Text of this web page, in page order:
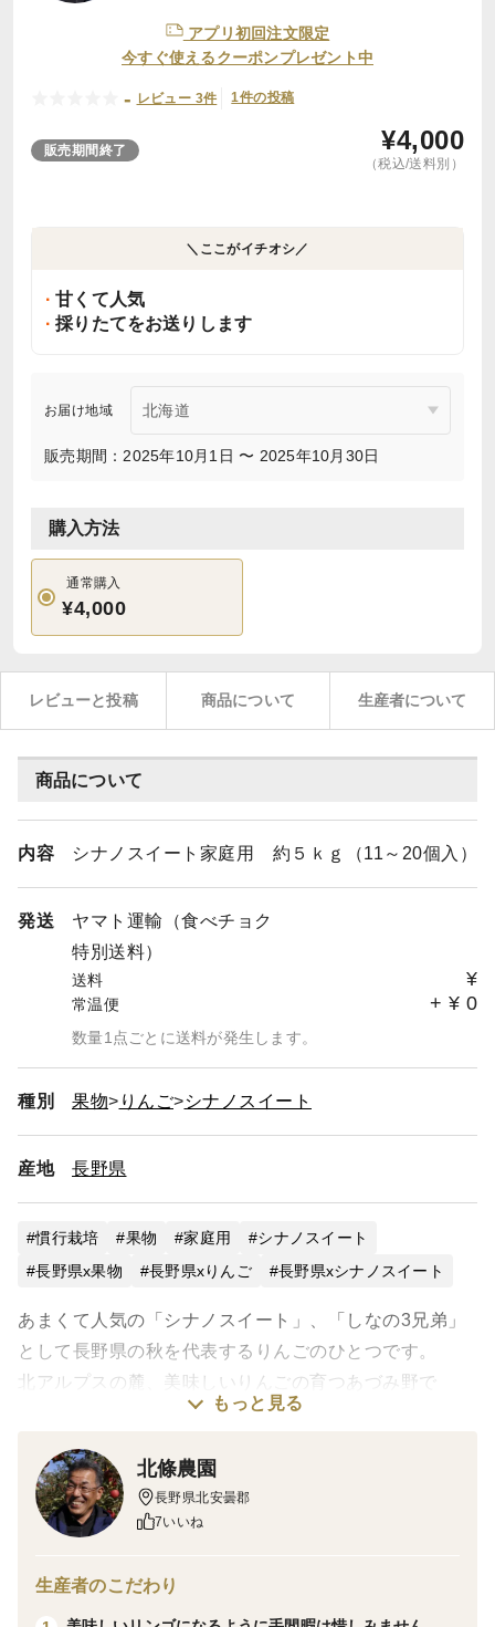
アプリ初回注文限定
今すぐ使えるクーポンプレゼント中
- レビュー 3件 1件の投稿
販売期間終了 ¥4,000
（税込/送料別）
＼ここがイチオシ／
甘くて人気
採りたてをお送りします
お届け地域
販売期間：2025年10月1日 〜 2025年10月30日
購入方法
通常購入
¥4,000
レビューと投稿 商品について 生産者について
商品について
内容 シナノスイート家庭用 約５ｋｇ（11～20個入）
発送
ヤマト運輸（食べチョク
特別送料）
送料 ¥
常温便 + ¥ 0
数量1点ごとに送料が発生します。
種別 果物 りんご シナノスイート
産地 長野県
慣行栽培 果物 家庭用
シナノスイート
長野県x果物
長野県xりんご 長野県xシナノスイート
あまくて人気の「シナノスイート」、「しなの3兄弟」
として長野県の秋を代表するりんごのひとつです。
北アルプスの麓、美味しいりんごの育つあづみ野で
りんごが美味しくなるように丹精込めて育てました。
贈答規格ではありませんが味は全く変わりません。
＊直売所の袋詰めで販売している規格ですので着色のム
ラや軽い枝擦れなども含まれます。
採りたてが最もりんごの風味を楽しめますが冷蔵で2～3
もっと見る
北條農園
長野県北安曇郡
7いいね
生産者のこだわり